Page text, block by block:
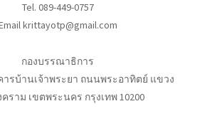
Tel. 089-449-0757
krittayotp@gmail.com
กองบรรณาธิการ
ารบ้านเจ้าพระยา ถนนพระอาทิตย์ แขวง
ราม เขตพระนคร กรุงเทพ 10200